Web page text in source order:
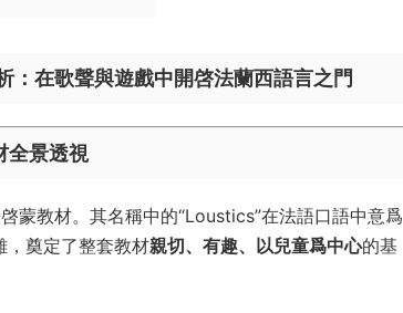
在歌聲與遊戲中開啓法蘭西語言之門
全景透視
蒙教材。其名稱中的“Loustics”在法語口語中意爲
，奠定了整套教材親切、有趣、以兒童爲中心的基